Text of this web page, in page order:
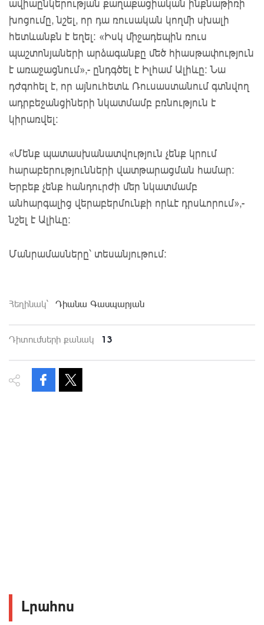
ավիաընկերության քաղաքացիական ինքնաթիռի
խոցումը, նշել, որ դա ռուսական կողմի սխալի
հետևանքն է եղել: «Իսկ միջադեպին ռուս
պաշտոնյաների արձագանքը մեծ հիասթափություն
է առաջացնում»,- ընդգծել է Իլհամ Ալիևը: Նա
դժգոհել է, որ այնուհետև Ռուսաստանում գտնվող
ադրբեջանցիների նկատմամբ բռնություն է
կիրառվել։
«Մենք պատասխանատվություն չենք կրում
հարաբերությունների վատթարացման համար։
Երբեք չենք հանդուրժի մեր նկատմամբ
անհարգալից վերաբերմունքի որևէ դրսևորում»,-
նշել է Ալիևը։
Մանրամասները՝ տեսանյութում:
Հեղինակ` Դիանա Գասպարյան
Դիտումների քանակ 13
Լրահոս